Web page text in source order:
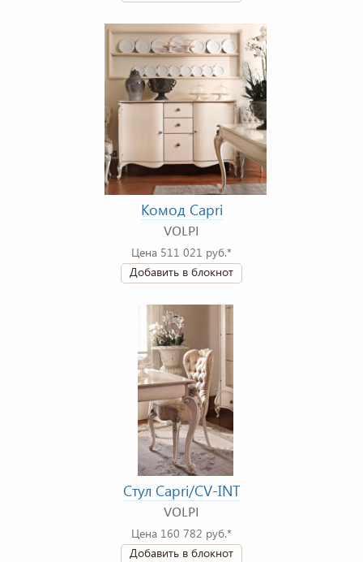
Комод Capri
VOLPI
Цена 511 021 руб.*
Добавить в блокнот
Стул Capri/CV-INT
VOLPI
Цена 160 782 руб.*
Добавить в блокнот